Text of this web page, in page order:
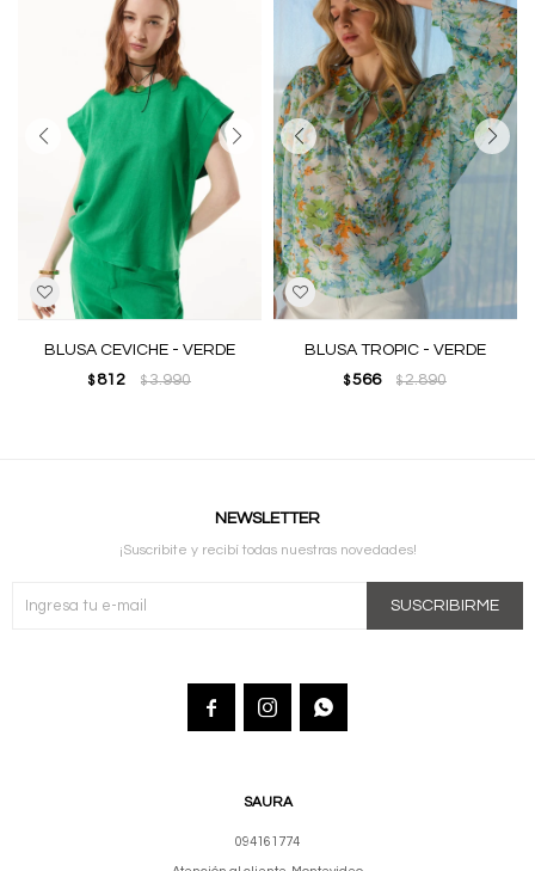
BLUSA CEVICHE - VERDE
$ 812 $3.990
BLUSA TROPIC - VERDE
$566 $2.890
SAURA
094161774
NEWSLETTER
¡Suscribite y recibí todas nuestras novedades!
SUSCRIBIRME
  